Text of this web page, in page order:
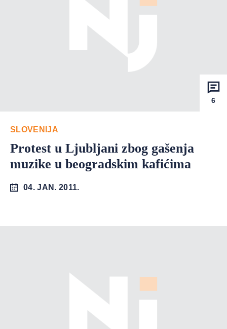
6
SLOVENIJA
Protest u Ljubljani zbog gašenja
muzike u beogradskim kafićima
04. JAN. 2011.